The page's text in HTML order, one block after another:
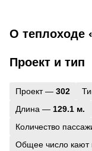
О теплоходе
Проект и тип
Проект — 302
Длина — 129.1 м.
Количество
Общее число кают